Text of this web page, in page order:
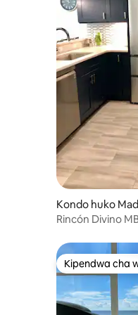
Kondo huko
Rincón Divino
Kipendwa cha
Kipendwa cha